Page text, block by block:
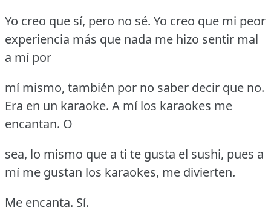
Yo creo que sí, pero no sé. Yo creo que mi peor
experiencia más que nada me hizo sentir mal
a mí por
mí mismo, también por no saber decir que no.
Era en un karaoke. A mí los karaokes me
encantan. O
sea, lo mismo que a ti te gusta el sushi, pues a
mí me gustan los karaokes, me divierten.
Me encanta. Sí.